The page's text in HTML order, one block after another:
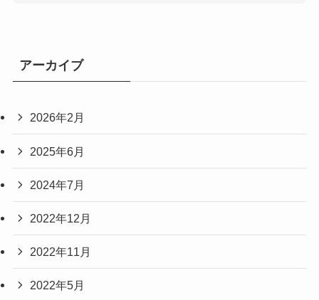
アーカイブ
2026年2月
2025年6月
2024年7月
2022年12月
2022年11月
2022年5月